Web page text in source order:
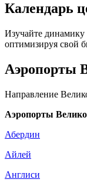
Календарь
Изучайте
оптимизируя свой
Аэропорты
Направление
Аэропорты
Абердин
Айлей
Англиси